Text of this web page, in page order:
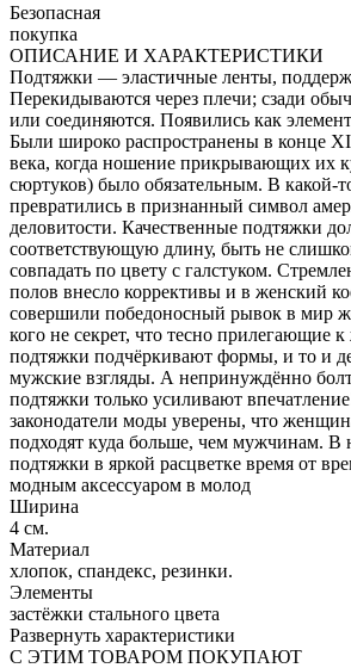
Безопасная
покупка
ОПИСАНИЕ И ХАРАКТЕРИСТИКИ
Подтяжки — эластичные ленты,
Перекидываются через плечи; сзади
или соединяются. Появились как
Были широко распространены в конце
века, когда ношение прикрывающих их
сюртуков) было обязательным. В какой-
превратились в признанный символ
деловитости. Качественные подтяжки
соответствующую длину, быть не
совпадать по цвету с галстуком.
полов внесло коррективы и в женский
совершили победоносный рывок в мир
кого не секрет, что тесно прилегающие
подтяжки подчёркивают формы, и то и
мужские взгляды. А непринуждённо
подтяжки только усиливают
законодатели моды уверены, что
подходят куда больше, чем мужчинам. В
подтяжки в яркой расцветке время от
модным аксессуаром в молод
Ширина
4 см.
Материал
хлопок, спандекс, резинки.
Элементы
застёжки стального цвета
Развернуть характеристики
С ЭТИМ ТОВАРОМ ПОКУПАЮТ